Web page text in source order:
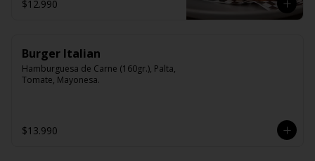
$12.990
Burger Italian
Hamburguesa de Carne (160gr.), Palta,
Tomate, Mayonesa.
$13.990